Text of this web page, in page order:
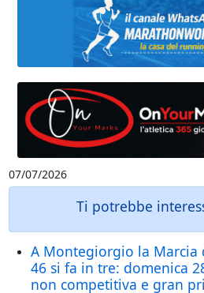
07/07/2026
Ti potrebbe
A Montegiorgio la Marcia
46 si fa in tre: domenica
non competitiva e gran